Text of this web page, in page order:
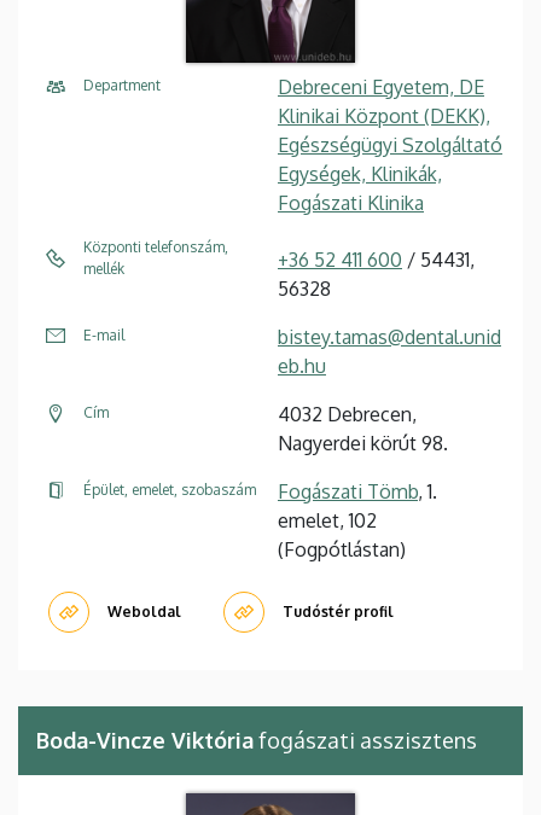
Department
Debreceni Egyetem, DE
Klinikai Központ (DEKK),
Egészségügyi Szolgáltató
Egységek, Klinikák,
Fogászati Klinika
Központi telefonszám,
mellék
+36 52 411 600 / 54431,
56328
E-mail
bistey.tamas@dental.unid
eb.hu
Cím
4032 Debrecen,
Nagyerdei körút 98.
Épület, emelet, szobaszám Fogászati Tömb, 1.
emelet, 102
(Fogpótlástan)
Weboldal Tudóstér profil
Boda-Vincze Viktóriafogászati asszisztens